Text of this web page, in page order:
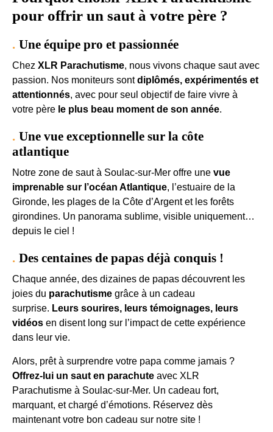
pour offrir un saut à votre père ?
Une équipe pro et passionnée
Chez XLR Parachutisme, nous vivons chaque saut avec
passion. Nos moniteurs sontdiplômés, expérimentés et
attentionnés, avec pour seul objectif de faire vivre à
votre père le plus beau moment de son année.
Une vue exceptionnelle sur la côte
atlantique
Notre zone de saut à Soulac-sur-Mer offre une vue
imprenable sur l’océan Atlantique, l’estuaire de la
Gironde, les plages de la Côte d’Argent et les forêts
girondines. Un panorama sublime, visible uniquement…
depuis le ciel !
Des centaines de papas déjà conquis !
Chaque année, des dizaines de papas découvrent les
joies du parachutisme grâce à un cadeau
surprise. Leurs sourires, leurs témoignages, leurs
vidéos en disent long sur l’impact de cette expérience
dans leur vie.
Alors, prêt à surprendre votre papa comme jamais ?
Offrez-lui un saut en parachute avec XLR
Parachutisme à Soulac-sur-Mer. Un cadeau fort,
marquant, et chargé d’émotions. Réservez dès
maintenant votre bon cadeau sur notre site !